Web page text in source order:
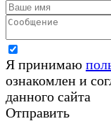
Я принимаю
ознакомлен и
данного сайта
Отправить